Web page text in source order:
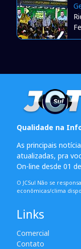
Qualidade na
As principais
atualizadas, pra
On-line desde 01
O JCSul Não se
econômicas/clima
Links
Comercial
Contato